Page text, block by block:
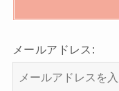
メールアドレス: